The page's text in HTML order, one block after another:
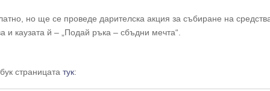
но ще се проведе дарителска акция за събиране на
каузата й – „Подай ръка – сбъдни мечта“.
страницата тук: